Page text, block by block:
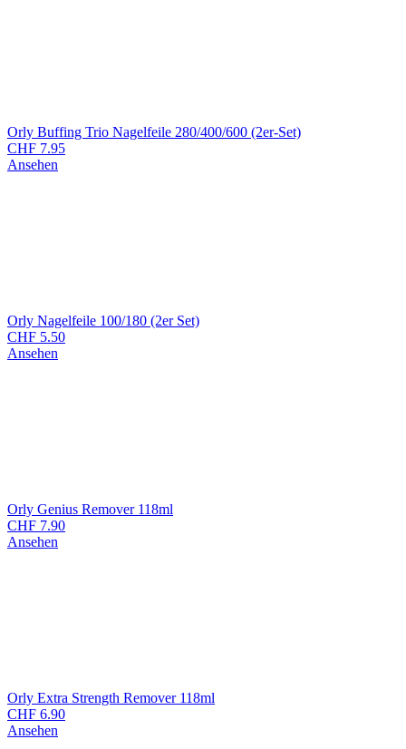
Orly Buffing Trio Nagelfeile 280/400/600 (2er-Set)
CHF 7.95
Ansehen
Orly Nagelfeile 100/180 (2er Set)
CHF 5.50
Ansehen
Orly Genius Remover 118ml
CHF 7.90
Ansehen
Orly Extra Strength Remover 118ml
CHF 6.90
Ansehen